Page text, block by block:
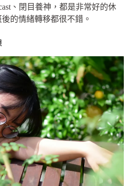
、閉目養神，都是非常好的休
的情緒轉移都很不錯。